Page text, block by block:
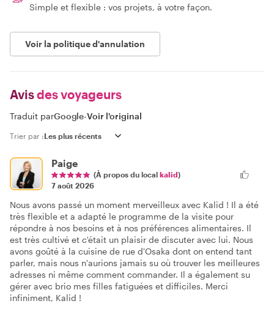
Simple et flexible : vos projets, à votre façon.
Voir la politique d'annulation
Avisdes voyageurs
Traduit parGoogle-Voir l'original
Trier par :
Paige
(À propos du local kalid)
7 août 2026
Nous avons passé un moment merveilleux avec Kalid ! Il a été
très flexible et a adapté le programme de la visite pour
répondre à nos besoins et à nos préférences alimentaires. Il
est très cultivé et c'était un plaisir de discuter avec lui. Nous
avons goûté à la cuisine de rue d'Osaka dont on entend tant
parler, mais nous n'aurions jamais su où trouver les meilleures
adresses ni même comment commander. Il a également su
gérer avec brio mes filles fatiguées et difficiles. Merci
infiniment, Kalid !